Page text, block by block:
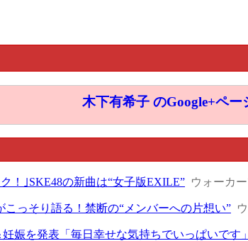
木下有希子 のGoogle+ペー
！｣SKE48の新曲は“女子版EXILE” ウォーカ
こっそり語る！禁断の“メンバーへの片想い”
娠を発表「毎日幸せな気持ちでいっぱいです」